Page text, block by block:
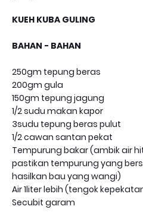
KUEH KUBA GULING
BAHAN - BAHAN
250gm tepung beras
200gm gula
150gm tepung jagung
1/2 sudu makan kapor
3sudu tepung beras pulut
1/2 cawan santan pekat
Tempurung bakar (ambik air
pastikan tempurung yang
hasilkan bau yang wangi)
Air 1liter lebih (tengok
Secubit garam